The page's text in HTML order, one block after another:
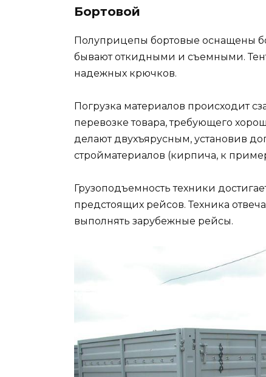
Бортовой
Полуприцепы бортовые оснащены
бывают откидными и съемными.
надежных крючков.
Погрузка материалов происходит
перевозке товара, требующего
делают двухъярусным, установив
стройматериалов (кирпича, к
Грузоподъемность техники
предстоящих рейсов. Техника
выполнять зарубежные рейсы.